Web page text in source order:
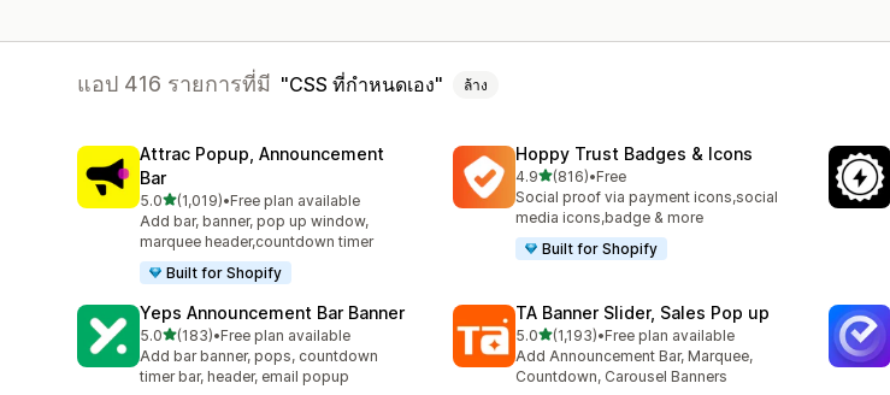
แอป 416 รายการที่มี CSS ที่กำหนดเอง ล้าง
Attrac Popup, Announcement
Bar
5.0เต็ม 5 ดาว
(1,019)
ทั้งหมด 1019 รีวิว
•Free plan available
Add bar, banner, pop up window,
marquee header,countdown timer
Built for Shopify
Hoppy Trust Badges & Icons
4.9เต็ม 5 ดาว
(816)
ทั้งหมด 816 รีวิว
•Free
Social proof via payment icons,social
media icons,badge & more
Built for Shopify
Yeps Announcement Bar Banner
5.0เต็ม 5 ดาว
(183)
ทั้งหมด 183 รีวิว
•Free plan available
Add bar banner, pops, countdown
timer bar, header, email popup
TA Banner Slider, Sales Pop up
5.0เต็ม 5 ดาว
(1,193)
ทั้งหมด 1193 รีวิว
•Free plan available
Add Announcement Bar, Marquee,
Countdown, Carousel Banners